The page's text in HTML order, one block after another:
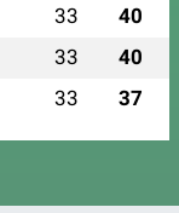
33 40
33 40
33 37